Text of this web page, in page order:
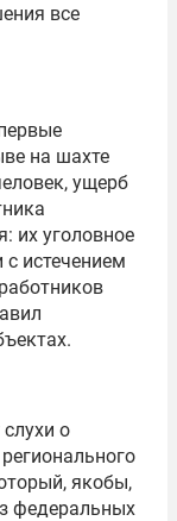
все
на шахте
ущерб
их уголовное
истечением
о
якобы,
федеральных